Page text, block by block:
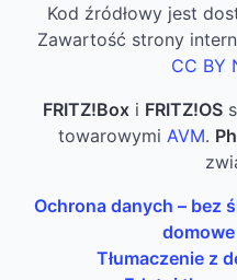
Kod źródłowy jest
Zawartość strony
CC BY
FRITZ!Box i FRITZ!OS
towarowymi AVM.
Ochrona danych – bez
Tłumaczenie z